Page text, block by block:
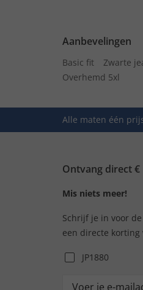
Aanbevelingen
Basic fit Zwarte
Overhemd 5xl
Alle maten één
Ontvang direct €
Mis niets meer!
Schrijf je in voor
een directe korting
JP1880